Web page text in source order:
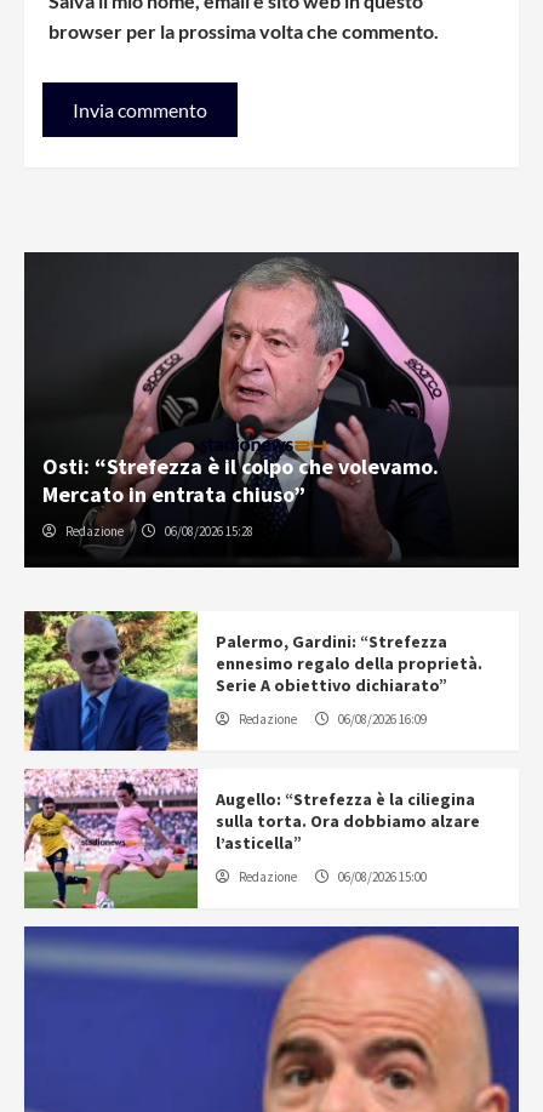
browser per la prossima volta che commento.
Osti: “Strefezza è il colpo che volevamo.
Mercato in entrata chiuso”
Redazione 06/08/2026 15:28
Palermo, Gardini: “Strefezza
ennesimo regalo della proprietà.
Serie A obiettivo dichiarato”
Redazione 06/08/2026 16:09
Augello: “Strefezza è la ciliegina
sulla torta. Ora dobbiamo alzare
l’asticella”
Redazione 06/08/2026 15:00